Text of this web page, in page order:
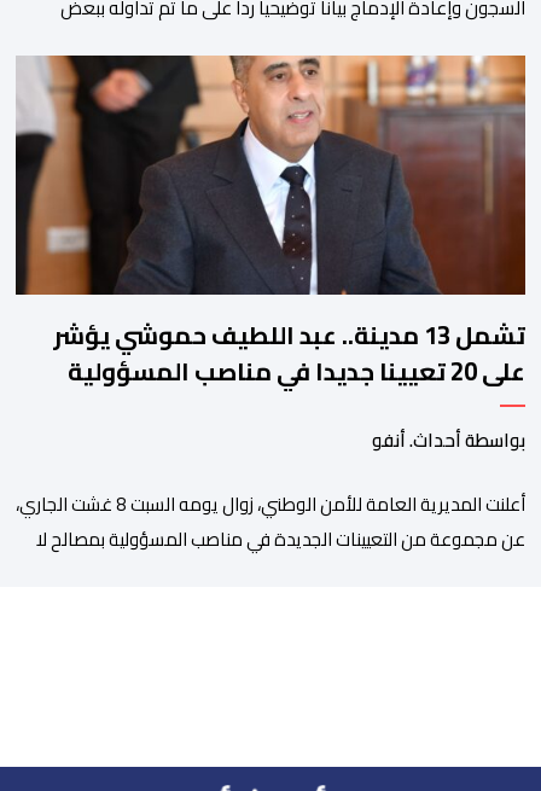
السجون وإعادة الإدماج بيانا توضيحيا ردا على ما تم تداوله ببعض
زيان، المعتقل بالمؤسسة ذاتها، وذلك لتنوير الرأي العام بالحقائق
والمعطيات الدقيقة.واوضحت إدارة المؤسسة السجنية أن المعني
بالأمر يستفيد منذ إيداعه من تتبع طبي منتظم ومستمر وفقا […]
تشمل 13 مدينة.. عبد اللطيف حموشي يؤشر
على 20 تعيينا جديدا في مناصب المسؤولية
بمصالح الأمن الوطني
بواسطة أحداث. أنفو
أعلنت المديرية العامة للأمن الوطني، زوال يومه السبت 8 غشت الجاري،
عن مجموعة من التعيينات الجديدة في مناصب المسؤولية بمصالح لا